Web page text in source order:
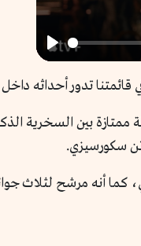
Play
تدور أحداثه
بين السخرية
سكورسيزي.